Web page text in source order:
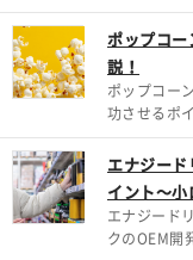
ポップコー
説！
ポップコー
功させるポ
エナジー
イント～
エナジード
クのOEM開